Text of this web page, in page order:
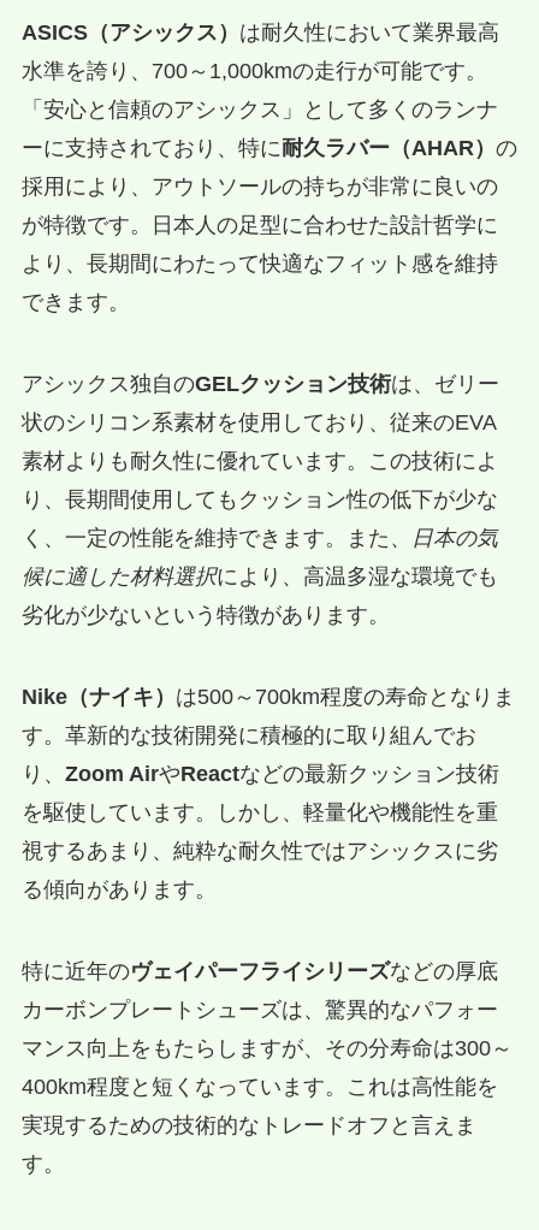
ASICS（アシックス） は耐久性において業界最高
水準を誇り、700～1,000kmの走行が可能です。
「安心と信頼のアシックス」として多くのランナ
ーに支持されており、特に耐久ラバー（AHAR） の
採用により、アウトソールの持ちが非常に良いの
が特徴です。日本人の足型に合わせた設計哲学に
より、長期間にわたって快適なフィット感を維持
できます。
アシックス独自のGELクッション技術は、ゼリー
状のシリコン系素材を使用しており、従来のEVA
素材よりも耐久性に優れています。この技術によ
り、長期間使用してもクッション性の低下が少な
く、一定の性能を維持できます。また、
日本の気
候に適した材料選択により、高温多湿な環境でも
劣化が少ないという特徴があります。
Nike（ナイキ） は500～700km程度の寿命となりま
す。革新的な技術開発に積極的に取り組んでお
り、 Zoom AirやReactなどの最新クッション技術
を駆使しています。しかし、軽量化や機能性を重
視するあまり、純粋な耐久性ではアシックスに劣
る傾向があります。
特に近年のヴェイパーフライシリーズなどの厚底
カーボンプレートシューズは、驚異的なパフォー
マンス向上をもたらしますが、その分寿命は300～
400km程度と短くなっています。これは高性能を
実現するための技術的なトレードオフと言えま
す。